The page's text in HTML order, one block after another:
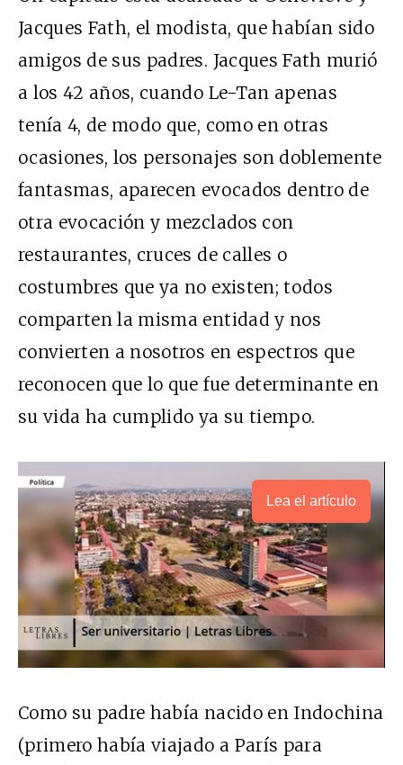
Jacques Fath, el modista, que habían sido
amigos de sus padres. Jacques Fath murió
a los 42 años, cuando Le-Tan apenas
tenía 4, de modo que, como en otras
ocasiones, los personajes son doblemente
fantasmas, aparecen evocados dentro de
otra evocación y mezclados con
restaurantes, cruces de calles o
costumbres que ya no existen; todos
comparten la misma entidad y nos
convierten a nosotros en espectros que
reconocen que lo que fue determinante en
su vida ha cumplido ya su tiempo.
Lea el artículo
Como su padre había nacido en Indochina
(primero había viajado a París para